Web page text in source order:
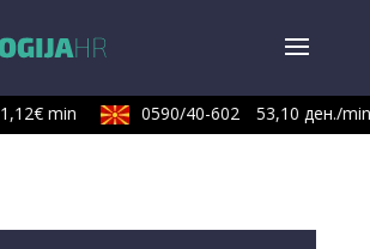
min 0590/40-602 53,10 ден./min